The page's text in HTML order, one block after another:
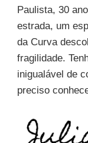
Paulista, 30
estrada, um
da Curva
fragilidade.
inigualável de
preciso